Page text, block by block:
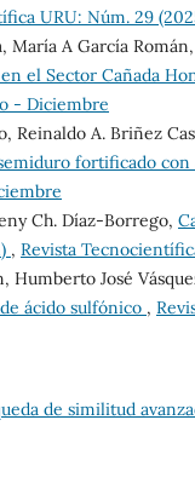
URU: Núm. 29
María A García Román,
el Sector Cañada
- Diciembre
Reinaldo A. Briñez
fortificado
Ch. Díaz-Borrego,
, Revista
Humberto José
ácido sulfónico ,
de similitud